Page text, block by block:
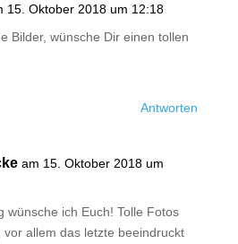
15. Oktober 2018 um 12:18
Bilder, wünsche Dir einen tollen
Antworten
am 15. Oktober 2018 um
wünsche ich Euch! Tolle Fotos
vor allem das letzte beeindruckt